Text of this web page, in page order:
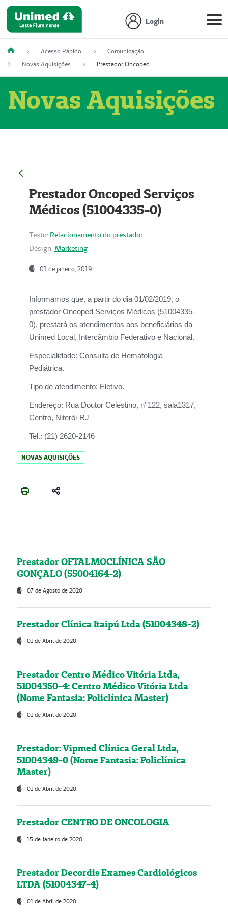
Login
Acesso Rápido
Comunicação
Novas Aquisições
Prestador Oncoped Serviços Médicos (51004335-0)
Novas Aquisições
Prestador Oncoped Serviços
Médicos (51004335-0)
Texto: Relacionamento do prestador
Design: Marketing
01 de janeiro, 2019
Informamos que, a partir do dia 01/02/2019, o
prestador Oncoped Serviços Médicos (51004335-
0), prestará os atendimentos aos beneficiários da
Unimed Local, Intercâmbio Federativo e Nacional.
Especialidade: Consulta de Hematologia
Pediátrica.
Tipo de atendimento: Eletivo.
Endereço: Rua Doutor Celestino, n°122, sala1317,
Centro, Niterói-RJ
Tel.: (21) 2620-2146
NOVAS AQUISIÇÕES
Prestador OFTALMOCLÍNICA SÃO
GONÇALO (55004164-2)
07 de Agosto de 2020
Prestador Clínica Itaipú Ltda (51004348-2)
01 de Abril de 2020
Prestador Centro Médico Vitória Ltda,
51004350-4: Centro Médico Vitória Ltda
(Nome Fantasia: Policlínica Master)
01 de Abril de 2020
Prestador: Vipmed Clínica Geral Ltda,
51004349-0 (Nome Fantasia: Policlínica
Master)
01 de Abril de 2020
Prestador CENTRO DE ONCOLOGIA
15 de Janeiro de 2020
Prestador Decordis Exames Cardiológicos
LTDA (51004347-4)
01 de Abril de 2020